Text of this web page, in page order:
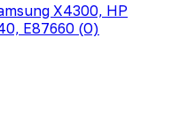
X4300, HP
E87660 (О)